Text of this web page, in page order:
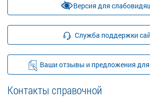
Версия для
Служба поддержки
Ваши отзывы и предложения для
Контакты справочной